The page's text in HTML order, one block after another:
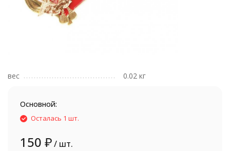
вес 0.02 кг
Основной:
Осталась 1 шт.
150 ₽/ шт.